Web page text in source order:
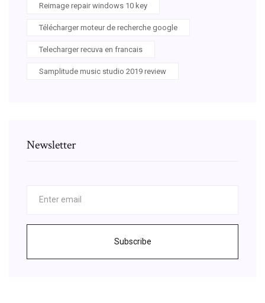
Reimage repair windows 10 key
Télécharger moteur de recherche google
Telecharger recuva en francais
Samplitude music studio 2019 review
Newsletter
Subscribe